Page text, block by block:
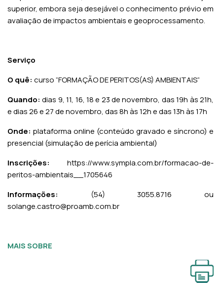
superior, embora seja desejável o conhecimento prévio em
avaliação de impactos ambientais e geoprocessamento.
Serviço
O quê: curso “FORMAÇÃO DE PERITOS(AS) AMBIENTAIS”
Quando:dias 9, 11, 16, 18 e 23 de novembro, das 19h às 21h,
e dias 26 e 27 de novembro, das 8h às 12h e das 13h às 17h
Onde: plataforma online (conteúdo gravado e síncrono) e
presencial (simulação de perícia ambiental)
Inscrições:
https://www.sympla.com.br/formacao-de-
peritos-ambientais__1705646
Informações: (54) 3055.8716 ou
solange.castro@proamb.com.br
MAIS SOBRE